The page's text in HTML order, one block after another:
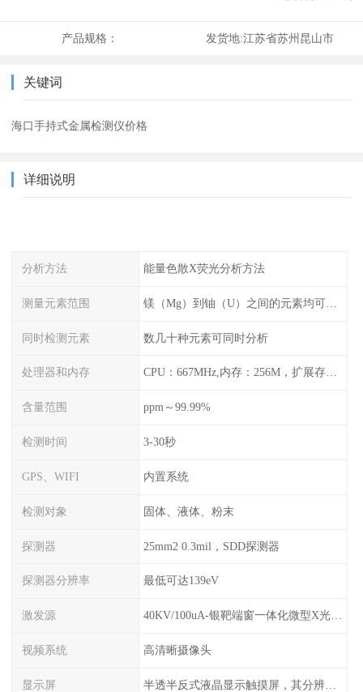
产品规格： 发货地:江苏省苏州昆山市
关键词
海口手持式金属检测仪价格
详细说明
分析方法 能量色散X荧光分析方法
测量元素范围 镁（Mg）到铀（U）之间的元素均可测量
同时检测元素 数几十种元素可同时分析
处理器和内存 CPU：667MHz,内存：256M，扩展存储最大支持32G，标配2G，可以海量存储数据
含量范围 ppm～99.99%
检测时间 3-30秒
GPS、WIFI 内置系统
检测对象 固体、液体、粉末
探测器 25mm2 0.3mil，SDD探测器
探测器分辨率 最低可达139eV
激发源 40KV/100uA-银靶端窗一体化微型X光管及高压电源
视频系统 高清晰摄像头
显示屏 半透半反式液晶显示触摸屏，其分辨率是640*480